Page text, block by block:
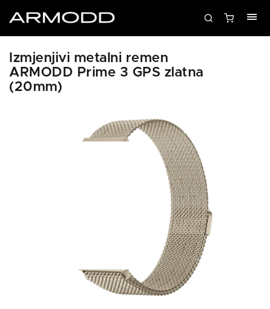
Izmjenjivi metalni remen
ARMODD Prime 3 GPS zlatna
(20mm)